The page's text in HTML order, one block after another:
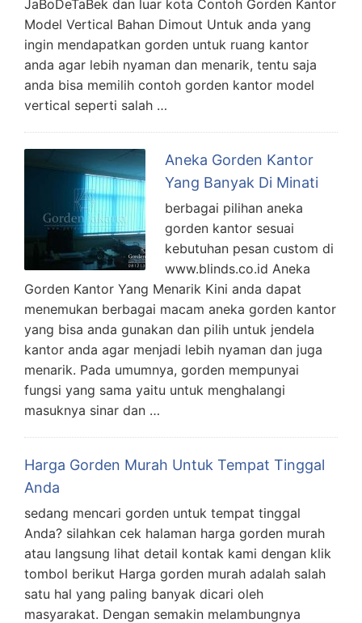
JaBoDeTaBek dan luar kota Contoh Gorden Kantor
Model Vertical Bahan Dimout Untuk anda yang
ingin mendapatkan gorden untuk ruang kantor
anda agar lebih nyaman dan menarik, tentu saja
anda bisa memilih contoh gorden kantor model
vertical seperti salah …
Aneka Gorden Kantor
Yang Banyak Di Minati
berbagai pilihan aneka
gorden kantor sesuai
kebutuhan pesan custom di
www.blinds.co.id Aneka
Gorden Kantor Yang Menarik Kini anda dapat
menemukan berbagai macam aneka gorden kantor
yang bisa anda gunakan dan pilih untuk jendela
kantor anda agar menjadi lebih nyaman dan juga
menarik. Pada umumnya, gorden mempunyai
fungsi yang sama yaitu untuk menghalangi
masuknya sinar dan …
Harga Gorden Murah Untuk Tempat Tinggal
Anda
sedang mencari gorden untuk tempat tinggal
Anda? silahkan cek halaman harga gorden murah
atau langsung lihat detail kontak kami dengan klik
tombol berikut Harga gorden murah adalah salah
satu hal yang paling banyak dicari oleh
masyarakat. Dengan semakin melambungnya